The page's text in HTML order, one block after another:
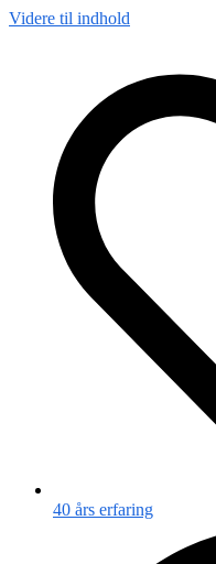
Videre til indhold
40 års erfaring